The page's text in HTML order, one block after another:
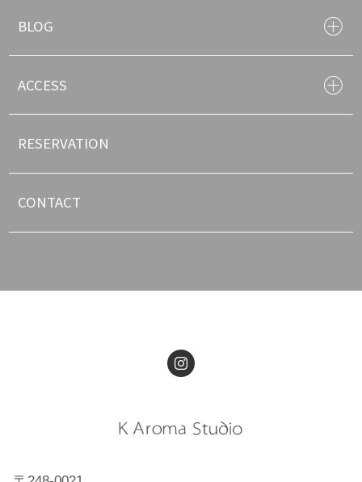
BLOG
ACCESS
RESERVATION
CONTACT